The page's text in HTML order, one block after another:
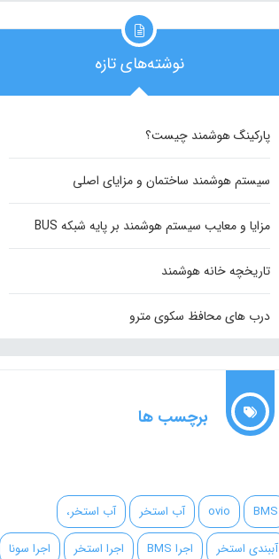
نوشته‌های تازه
پارکینگ هوشمند چیست؟
سیستم هوشمند ساختمان و مزایای اصلی
مزایا و معایب سیستم هوشمند بر پایه شبکه BUS
تاریخچه خانه هوشمند
درب های محافظ سکوی مترو
برچسب ها
BMS
ovio آب استخر
آب استخر،
آببندی استخر
اجرا BMS اجرا استخر
اجرا سونا